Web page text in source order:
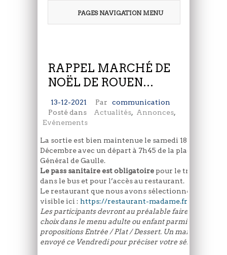
PAGES NAVIGATION MENU
RAPPEL MARCHÉ DE
NOËL DE ROUEN…
13-12-2021 Par
communication
Posté dans
Actualités, Annonces,
Evénements
La sortie est bien maintenue le samedi 18
Décembre avec un départ à 7h45 de la place du
Général de Gaulle.
Le pass sanitaire est obligatoire pour le transport
dans le bus et pour l’accès au restaurant.
Le restaurant que nous avons sélectionné est
visible ici : https://restaurant-madame.fr/
Les participants devront au préalable faire leurs
choix dans le menu adulte ou enfant parmi les 3
propositions Entrée / Plat / Dessert. Un mail va être
envoyé ce Vendredi pour préciser votre sélection.